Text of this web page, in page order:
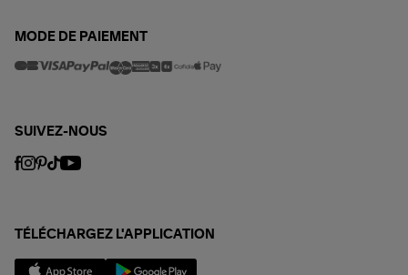
MODE DE PAIEMENT
SUIVEZ-NOUS
TÉLÉCHARGEZ L'APPLICATION